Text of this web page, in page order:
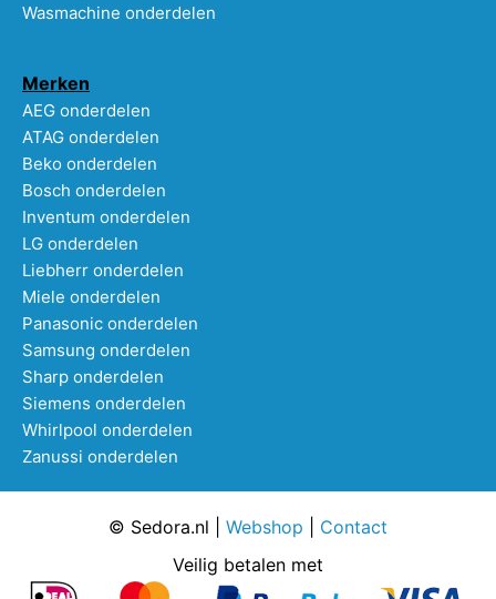
Wasmachine onderdelen
Merken
AEG onderdelen
ATAG onderdelen
Beko onderdelen
Bosch onderdelen
Inventum onderdelen
LG onderdelen
Liebherr onderdelen
Miele onderdelen
Panasonic onderdelen
Samsung onderdelen
Sharp onderdelen
Siemens onderdelen
Whirlpool onderdelen
Zanussi onderdelen
© Sedora.nl | Webshop
Contact
Veilig betalen met